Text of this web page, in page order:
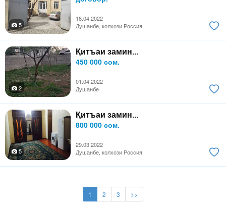
18.04.2022
5
Душанбе, колхози Россия
Қитъаи замин...
450 000 сом.
01.04.2022
2
Душанбе
Қитъаи замин...
800 000 сом.
29.03.2022
5
Душанбе, колхози Россия
1 2 3 >>